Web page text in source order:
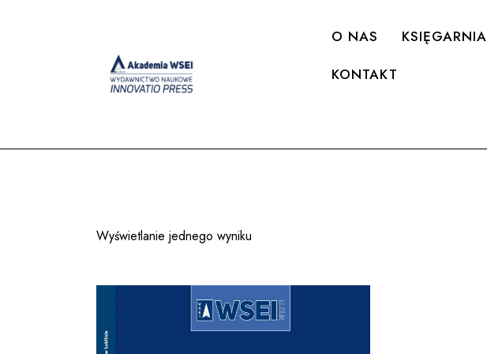
O NAS KSIĘGARNIA
KONTAKT
Wyświetlanie jednego wyniku